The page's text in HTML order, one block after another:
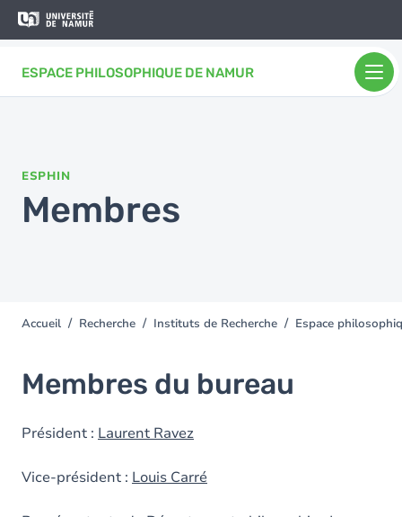
Aller au contenu principal
ESPACE PHILOSOPHIQUE DE NAMUR
Aller
principal
ESPHIN
Membres
You
here
Accueil Recherche Instituts de Recherche Espace
Membres du bureau
Président : Laurent Ravez
Vice-président : Louis Carré